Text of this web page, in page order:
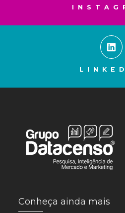
Conheça ainda mais